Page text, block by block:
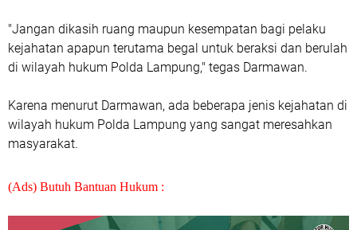
"Jangan dikasih ruang maupun kesempatan bagi pelaku
kejahatan apapun terutama begal untuk beraksi dan berulah
di wilayah hukum Polda Lampung," tegas Darmawan.
Karena menurut Darmawan, ada beberapa jenis kejahatan di
wilayah hukum Polda Lampung yang sangat meresahkan
masyarakat.
(Ads) Butuh Bantuan Hukum :